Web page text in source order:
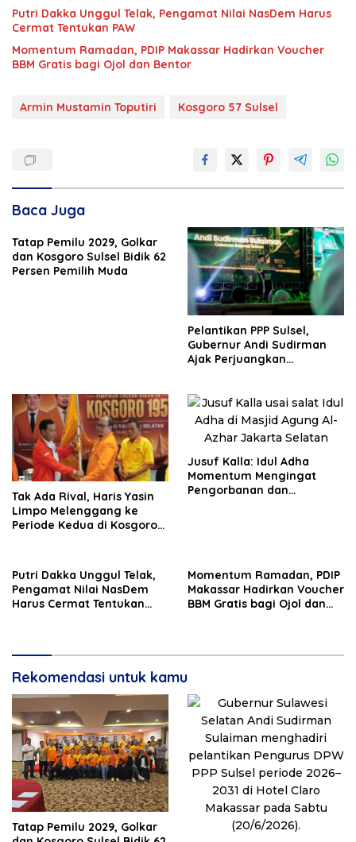
Putri Dakka Unggul Telak, Pengamat Nilai NasDem Harus
Cermat Tentukan PAW
Momentum Ramadan, PDIP Makassar Hadirkan Voucher
BBM Gratis bagi Ojol dan Bentor
Armin Mustamin Toputiri Kosgoro 57 Sulsel
Baca Juga
Tatap Pemilu 2029, Golkar
dan Kosgoro Sulsel Bidik 62
Persen Pemilih Muda
Pelantikan PPP Sulsel,
Gubernur Andi Sudirman
Ajak Perjuangkan
Tak Ada Rival, Haris Yasin
Limpo Melenggang ke
Periode Kedua di Kosgoro
Jusuf Kalla: Idul Adha
Momentum Mengingat
Pengorbanan dan
Putri Dakka Unggul Telak,
Pengamat Nilai NasDem
Harus Cermat Tentukan
Momentum Ramadan, PDIP
Makassar Hadirkan Voucher
BBM Gratis bagi Ojol dan
Rekomendasi untuk kamu
Tatap Pemilu 2029, Golkar